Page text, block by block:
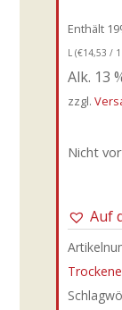
Enthält
L (€14,53 / 1
Alk. 13
zzgl.
Nicht
Auf